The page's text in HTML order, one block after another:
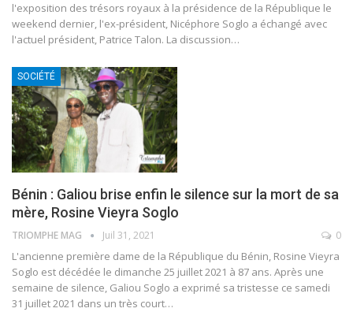
l'exposition des trésors royaux à la présidence de la République le
weekend dernier, l'ex-président, Nicéphore Soglo a échangé avec
l'actuel président, Patrice Talon. La discussion…
SOCIÉTÉ
Bénin : Galiou brise enfin le silence sur la mort de sa
mère, Rosine Vieyra Soglo
TRIOMPHE MAG Juil 31, 2021 0
L'ancienne première dame de la République du Bénin, Rosine Vieyra
Soglo est décédée le dimanche 25 juillet 2021 à 87 ans. Après une
semaine de silence, Galiou Soglo a exprimé sa tristesse ce samedi
31 juillet 2021 dans un très court…